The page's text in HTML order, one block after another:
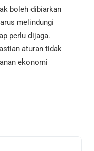
boleh dibiarkan
melindungi
perlu dijaga.
aturan tidak
ekonomi